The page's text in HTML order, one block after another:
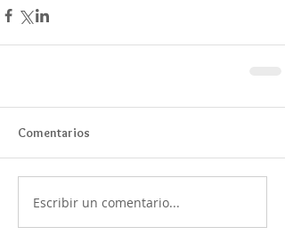
Comentarios
Escribir un comentario...